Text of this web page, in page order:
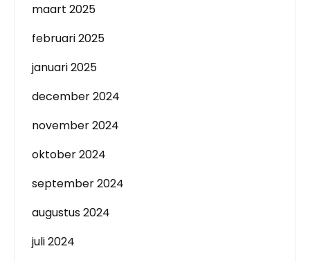
maart 2025
februari 2025
januari 2025
december 2024
november 2024
oktober 2024
september 2024
augustus 2024
juli 2024